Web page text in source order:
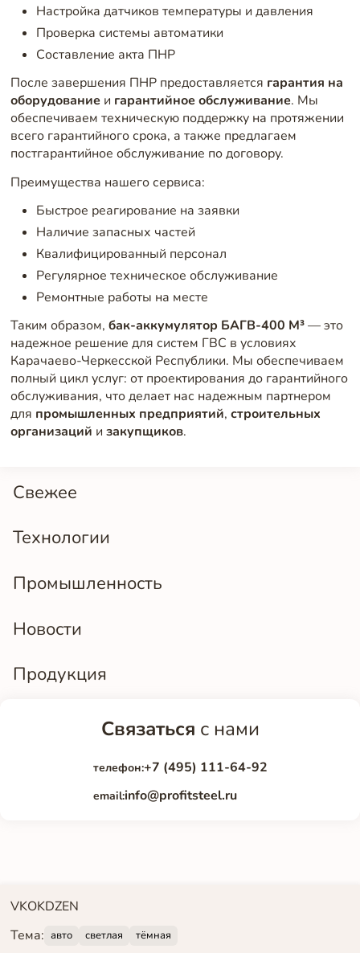
Свежее
Технологии
Промышленность
Новости
Продукция
Настройка датчиков температуры и давления
Проверка системы автоматики
Составление акта ПНР
После завершения ПНР предоставляется гарантия на
оборудованиеи гарантийное обслуживание. Мы
обеспечиваем техническую поддержку на протяжении
всего гарантийного срока, а также предлагаем
постгарантийное обслуживание по договору.
Преимущества нашего сервиса:
Быстрое реагирование на заявки
Наличие запасных частей
Квалифицированный персонал
Регулярное техническое обслуживание
Ремонтные работы на месте
Таким образом, бак-аккумулятор БАГВ-400 М³— это
надежное решение для систем ГВС в условиях
Карачаево-Черкесской Республики. Мы обеспечиваем
полный цикл услуг: от проектирования до гарантийного
обслуживания, что делает нас надежным партнером
для промышленных предприятий, строительных
организаций и закупщиков.
Связаться с нами
телефон:+7 (495) 111-64-92
email:info@profitsteel.ru
VKOKDZEN
Тема: авто светлая тёмная